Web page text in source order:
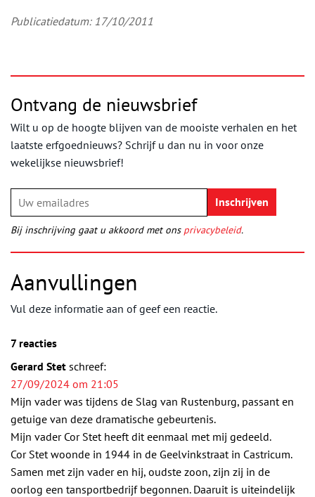
Publicatiedatum: 17/10/2011
Ontvang de nieuwsbrief
Wilt u op de hoogte blijven van de mooiste verhalen en het
laatste erfgoednieuws? Schrijf u dan nu in voor onze
wekelijkse nieuwsbrief!
Bij inschrijving gaat u akkoord met ons privacybeleid.
Aanvullingen
Vul deze informatie aan of geef een reactie.
7 reacties
Gerard Stet schreef:
27/09/2024 om 21:05
Mijn vader was tijdens de Slag van Rustenburg, passant en
getuige van deze dramatische gebeurtenis.
Mijn vader Cor Stet heeft dit eenmaal met mij gedeeld.
Cor Stet woonde in 1944 in de Geelvinkstraat in Castricum.
Samen met zijn vader en hij, oudste zoon, zijn zij in de
oorlog een tansportbedrijf begonnen. Daaruit is uiteindelijk